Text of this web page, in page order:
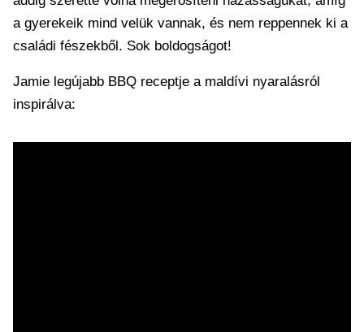
a gyerekeik mind velük vannak, és nem reppennek ki a
családi fészekből. Sok boldogságot!
Jamie legújabb BBQ receptje a maldívi nyaralásról
inspirálva: